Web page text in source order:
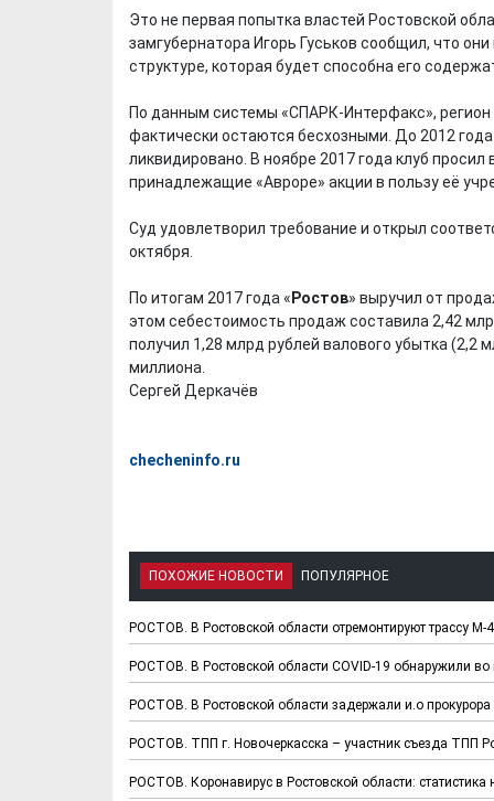
Это не первая попытка властей Ростовской
замгубернатора Игорь Гуськов сообщил, что
структуре, которая будет способна его
По данным системы «СПАРК-Интерфакс»,
фактически остаются бесхозными. До 2012
ликвидировано. В ноябре 2017 года клуб
принадлежащие «Авроре» акции в пользу её
Суд удовлетворил требование и открыл
октября.
По итогам 2017 года « Ростов» выручил от
этом себестоимость продаж составила 2,42
получил 1,28 млрд рублей валового убытка (2,2
миллиона.
Сергей Деркачёв
checheninfo.ru
ПОХОЖИЕ НОВОСТИ ПОПУЛЯРНОЕ
РОСТОВ. В Ростовской области отремонтируют трассу М-
РОСТОВ. В Ростовской области COVID-19 обнаружили во
РОСТОВ. В Ростовской области задержали и.о прокурора
РОСТОВ. ТПП г. Новочеркасска – участник съезда ТПП
РОСТОВ. Коронавирус в Ростовской области: статистика